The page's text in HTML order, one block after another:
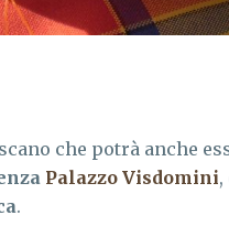
che potrà anche
Palazzo Visdomini
.